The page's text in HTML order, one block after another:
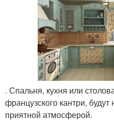
. Спальня, кухня или
французского кантри,
приятной атмосферой.